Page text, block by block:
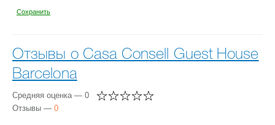
Сохранить
Отзывы о Casa Consell Guest House
Barcelona
Средняя оценка — 0
Отзывы — 0